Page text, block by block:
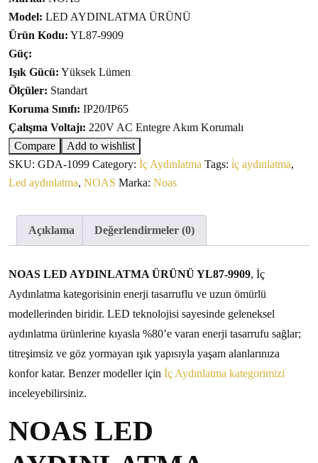
Model: LED AYDINLATMA ÜRÜNÜ
Ürün Kodu: YL87-9909
Güç:
Işık Gücü: Yüksek Lümen
Ölçüler: Standart
Koruma Sınıfı: IP20/IP65
Çalışma Voltajı: 220V AC Entegre Akım Korumalı
Compare
Add to wishlist
SKU: GDA-1099 Category: İç Aydınlatma Tags: i̇ç aydınlatma,
Led aydınlatma, NOAS Marka: Noas
Açıklama Değerlendirmeler (0)
NOAS LED AYDINLATMA ÜRÜNÜ YL87-9909, İç
Aydınlatma kategorisinin enerji tasarruflu ve uzun ömürlü
modellerinden biridir. LED teknolojisi sayesinde geleneksel
aydınlatma ürünlerine kıyasla %80’e varan enerji tasarrufu sağlar;
titreşimsiz ve göz yormayan ışık yapısıyla yaşam alanlarınıza
konfor katar. Benzer modeller için İç Aydınlatma kategorimizi
inceleyebilirsiniz.
NOAS LED